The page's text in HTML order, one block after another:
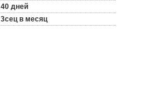
40 дней
3сец в месяц